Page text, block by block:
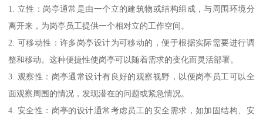
1. 立性：岗亭通常是由一个立的建筑物或结构组成，与周围环境分
离开来，为岗亭员工提供一个相对立的工作空间。
2. 可移动性：许多岗亭设计为可移动的，便于根据实际需要进行调
整和移动。这种便捷性使岗亭可以随着需求的变化而灵活部署。
3. 观察性：岗亭通常设计有良好的观察视野，以便岗亭员工可以全
面观察周围的情况，发现潜在的问题或紧急情况。
4. 安全性：岗亭的设计通常考虑员工的安全需求，如加固结构、安